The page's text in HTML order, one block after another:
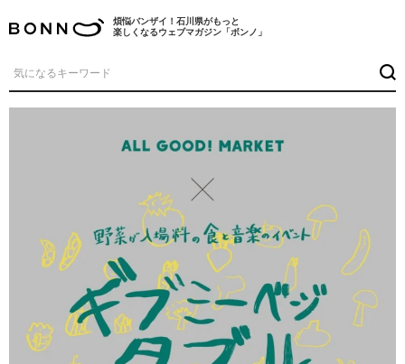
煩悩バンザイ！石川県がもっと
楽しくなるウェブマガジン「ボンノ」